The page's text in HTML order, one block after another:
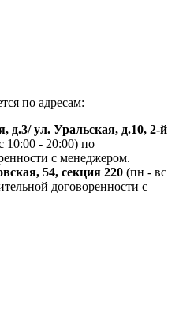
по адресам:
д.3/ ул. Уральская, д.10, 2-й
10:00 - 20:00) по
с менеджером.
54, секция 220 (пн - вс
договоренности с